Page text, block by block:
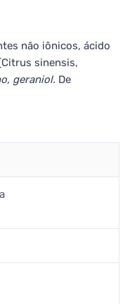
não iônicos, ácido
sinensis,
geraniol. De